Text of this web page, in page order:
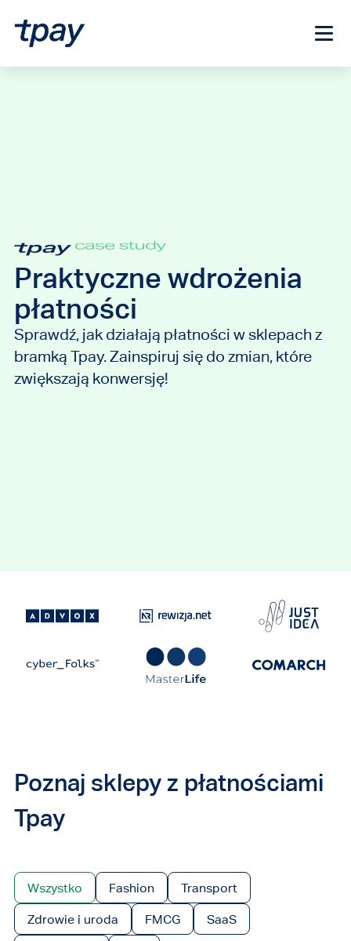
Praktyczne wdrożenia
płatności
Sprawdź, jak działają płatności w sklepach z
bramką Tpay. Zainspiruj się do zmian, które
zwiększają konwersję!
Poznaj sklepy z płatnościami
Tpay
Wszystko Fashion Transport
Zdrowie i uroda FMCG SaaS